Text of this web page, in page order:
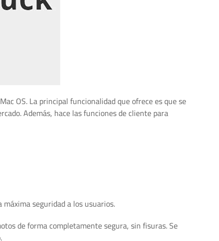
OS. La principal funcionalidad que ofrece es que se
Además, hace las funciones de cliente para
seguridad a los usuarios.
de forma completamente segura, sin fisuras. Se